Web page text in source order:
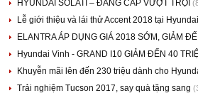
HYUNDAI SOLATI – ĐẲNG CẤP VƯỢT TRỘI
Lễ giới thiệu và lái thử Accent 2018 tại
ELANTRA ÁP DỤNG GIÁ 2018 SỚM, GIẢM
Hyundai Vinh - GRAND I10 GIẢM ĐẾN 40
Khuyễn mãi lên đến 230 triệu dành cho
Trải nghiệm Tucson 2017, say quà tặng sang